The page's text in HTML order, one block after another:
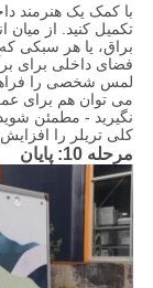
با کمک یک هنرمند
تکمیل کنید. از
براق، یا هر سبکی
فضای داخلی برای
لمس شخصی را
می توان هم برای
نگیرید - مطمئن
کلی تریلر را
مرحله 10: پایان